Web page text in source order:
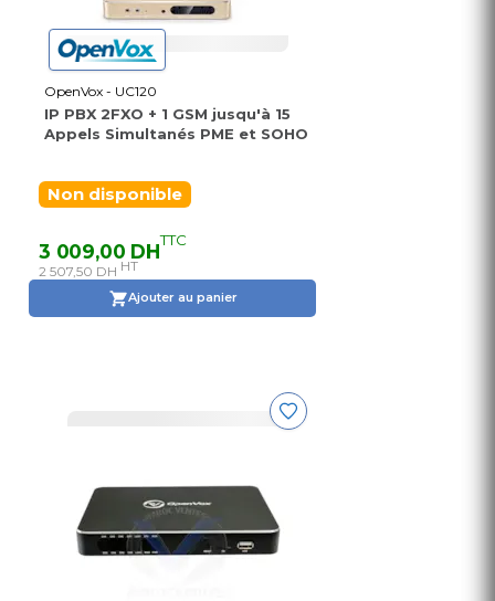
OpenVox - UC120
IP PBX 2FXO + 1 GSM jusqu'à 15
Appels Simultanés PME et SOHO
Non disponible
3 009,00 DHTTC
2 507,50 DH HT
Ajouter au panier